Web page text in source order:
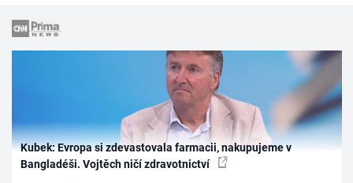
Kubek: Evropa si zdevastovala farmacii, nakupujeme v
Bangladéši. Vojtěch ničí zdravotnictví